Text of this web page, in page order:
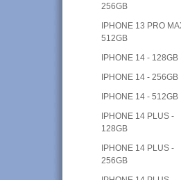
256GB
IPHONE 13 PRO
512GB
IPHONE 14 - 128GB
IPHONE 14 - 256GB
IPHONE 14 - 512GB
IPHONE 14 PLUS -
128GB
IPHONE 14 PLUS -
256GB